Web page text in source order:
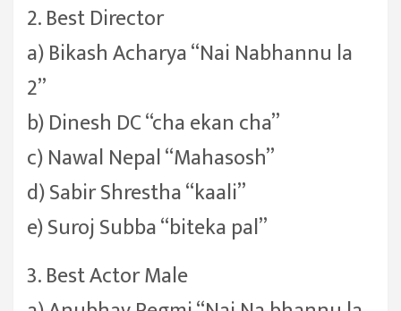
2. Best Director
a) Bikash Acharya “Nai Nabhannu la
2”
b) Dinesh DC “cha ekan cha”
c) Nawal Nepal “Mahasosh”
d) Sabir Shrestha “kaali”
e) Suroj Subba “biteka pal”
3. Best Actor Male